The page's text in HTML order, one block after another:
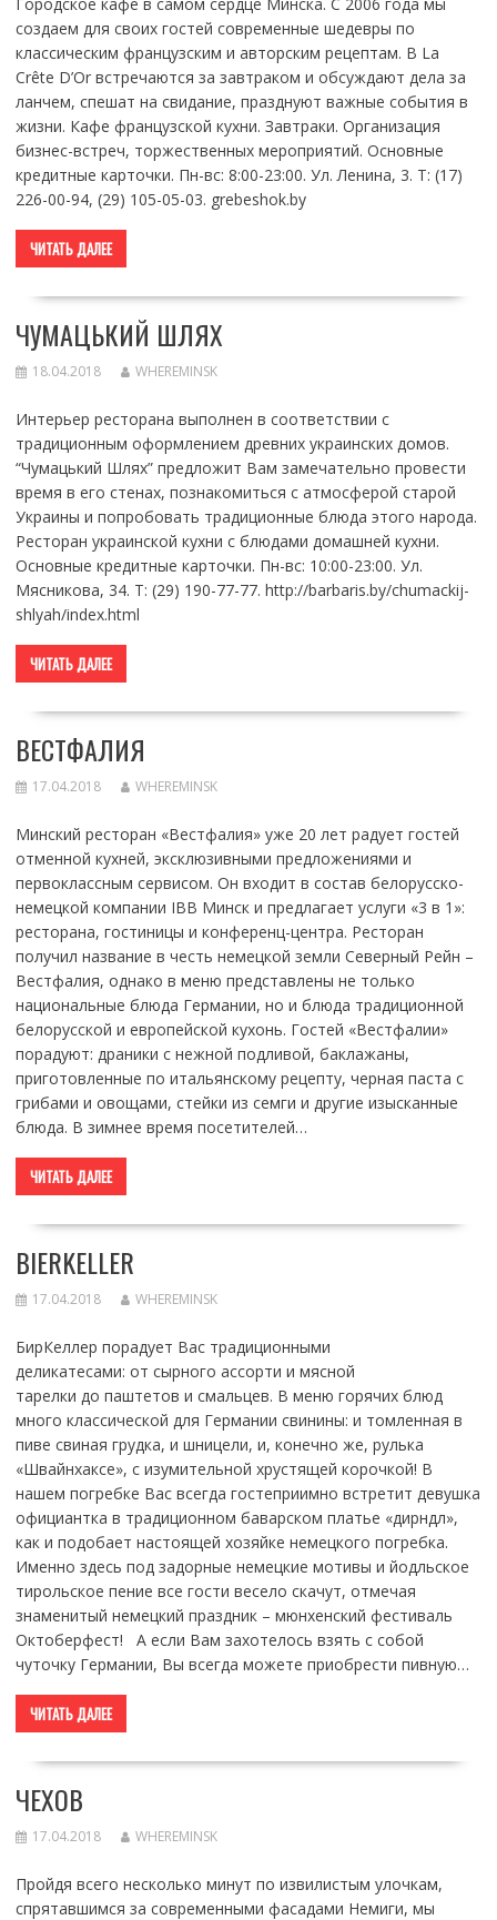
создаем для своих гостей современные шедевры по
классическим французским и авторским рецептам. В La
Crête D’Or встречаются за завтраком и обсуждают дела за
ланчем, спешат на свидание, празднуют важные события в
жизни. Кафе французской кухни. Завтраки. Организация
бизнес-встреч, торжественных мероприятий. Основные
кредитные карточки. Пн-вс: 8:00-23:00. Ул. Ленина, 3. Т: (17)
226-00-94, (29) 105-05-03. grebeshok.by
ЧИТАТЬ ДАЛЕЕ
ЧУМАЦЬКИЙ ШЛЯХ
18.04.2018 WHEREMINSK
Интерьер ресторана выполнен в соответствии с
традиционным оформлением древних украинских домов.
“Чумацький Шлях” предложит Вам замечательно провести
время в его стенах, познакомиться с атмосферой старой
Украины и попробовать традиционные блюда этого народа.
Ресторан украинской кухни с блюдами домашней кухни.
Основные кредитные карточки. Пн-вс: 10:00-23:00. Ул.
Мясникова, 34. Т: (29) 190-77-77. http://barbaris.by/chumackij-
shlyah/index.html
ЧИТАТЬ ДАЛЕЕ
ВЕСТФАЛИЯ
17.04.2018 WHEREMINSK
Минский ресторан «Вестфалия» уже 20 лет радует гостей
отменной кухней, эксклюзивными предложениями и
первоклассным сервисом. Он входит в состав белорусско-
немецкой компании IBB Минск и предлагает услуги «3 в 1»:
ресторана, гостиницы и конференц-центра. Ресторан
получил название в честь немецкой земли Северный Рейн –
Вестфалия, однако в меню представлены не только
национальные блюда Германии, но и блюда традиционной
белорусской и европейской кухонь. Гостей «Вестфалии»
порадуют: драники с нежной подливой, баклажаны,
приготовленные по итальянскому рецепту, черная паста с
грибами и овощами, стейки из семги и другие изысканные
блюда. В зимнее время посетителей…
ЧИТАТЬ ДАЛЕЕ
BIERKELLER
17.04.2018 WHEREMINSK
БирКеллер порадует Вас традиционными
деликатесами: от сырного ассорти и мясной
тарелки до паштетов и смальцев. В меню горячих блюд
много классической для Германии свинины: и томленная в
пиве свиная грудка, и шницели, и, конечно же, рулька
«Швайнхаксе», с изумительной хрустящей корочкой! В
нашем погребке Вас всегда гостеприимно встретит девушка
официантка в традиционном баварском платье «дирндл»,
как и подобает настоящей хозяйке немецкого погребка.
Именно здесь под задорные немецкие мотивы и йодльское
тирольское пение все гости весело скачут, отмечая
знаменитый немецкий праздник – мюнхенский фестиваль
Октоберфест! А если Вам захотелось взять с собой
чуточку Германии, Вы всегда можете приобрести пивную…
ЧИТАТЬ ДАЛЕЕ
ЧЕХОВ
17.04.2018 WHEREMINSK
Пройдя всего несколько минут по извилистым улочкам,
спрятавшимся за современными фасадами Немиги, мы